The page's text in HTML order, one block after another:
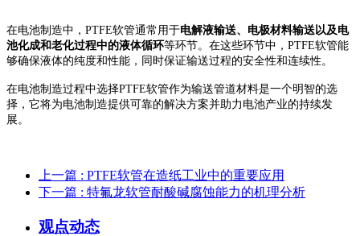
在电池制造中，PTFE软管通常用于电解液输送、电极材料输送以及电
池化成和老化过程中的液体循环等环节。在这些环节中，PTFE软管能
够确保液体的纯度和性能，同时保证输送过程的安全性和连续性。
在电池制造过程中选择PTFE软管作为输送管道材料是一个明智的选
择，它将为电池制造提供可靠的解决方案并助力电池产业的持续发
展。
上一篇 : PTFE软管在造纸工业中的重要应用
下一篇 : 特氟龙软管耐酸碱腐蚀能力的机理分析
观点动态